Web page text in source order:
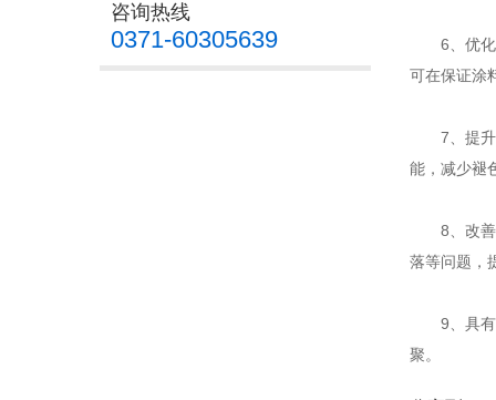
咨询热线
0371-60305639
6、优化涂
可在保证涂
7、提升
能，减少褪
8、改善附
落等问题，
9、具有自
聚。